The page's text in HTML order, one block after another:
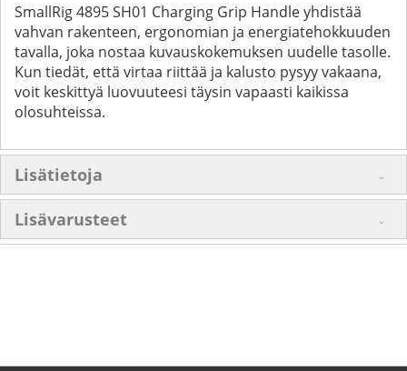
SmallRig 4895 SH01 Charging Grip Handle yhdistää
vahvan rakenteen, ergonomian ja energiatehokkuuden
tavalla, joka nostaa kuvauskokemuksen uudelle tasolle.
Kun tiedät, että virtaa riittää ja kalusto pysyy vakaana,
voit keskittyä luovuuteesi täysin vapaasti kaikissa
olosuhteissa.
Lisätietoja
Lisävarusteet